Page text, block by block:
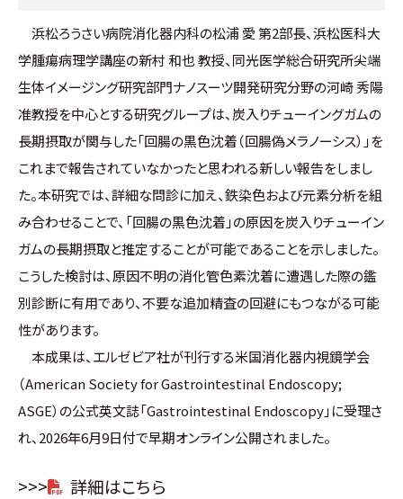
浜松ろうさい病院消化器内科の松浦 愛 第2部長、浜松医科大
学腫瘍病理学講座の新村 和也 教授、同光医学総合研究所尖端
生体イメージング研究部門ナノスーツ開発研究分野の河崎 秀陽
准教授を中心とする研究グループは、炭入りチューイングガムの
長期摂取が関与した「回腸の黒色沈着（回腸偽メラノーシス）」を
これまで報告されていなかったと思われる新しい報告をしまし
た。本研究では、詳細な問診に加え、鉄染色および元素分析を組
み合わせることで、「回腸の黒色沈着」の原因を炭入りチューイン
ガムの長期摂取と推定することが可能であることを示しました。
こうした検討は、原因不明の消化管色素沈着に遭遇した際の鑑
別診断に有用であり、不要な追加精査の回避にもつながる可能
性があります。
本成果は、エルゼビア社が刊行する米国消化器内視鏡学会
（American Society for Gastrointestinal Endoscopy;
ASGE）の公式英文誌「Gastrointestinal Endoscopy」に受理さ
れ、2026年6月9日付で早期オンライン公開されました。
>>> 詳細はこちら